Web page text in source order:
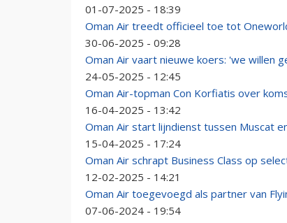
01-07-2025 - 18:39
Oman Air treedt officieel toe tot
30-06-2025 - 09:28
Oman Air vaart nieuwe koers: 'we willen
24-05-2025 - 12:45
Oman Air-topman Con Korfiatis over
16-04-2025 - 13:42
Oman Air start lijndienst tussen Muscat
15-04-2025 - 17:24
Oman Air schrapt Business Class op
12-02-2025 - 14:21
Oman Air toegevoegd als partner van
07-06-2024 - 19:54